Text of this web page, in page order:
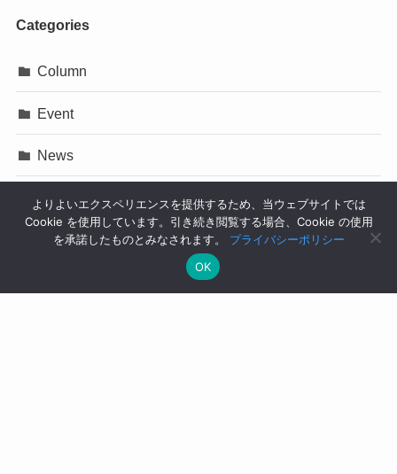
Categories
Column
Event
News
Press Release
イベント
よりよいエクスペリエンスを提供するため、当ウェブサイトでは
Cookie を使用しています。引き続き閲覧する場合、Cookie の使用
を承諾したものとみなされます。 プライバシーポリシー
OK